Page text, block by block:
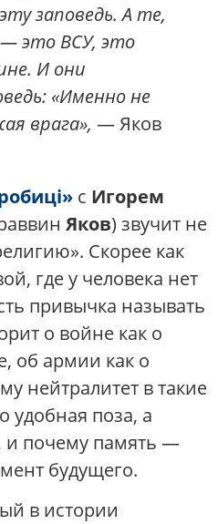
заповедь. А те,
это ВСУ, это
И они
«Именно не
врага», — Яков
с Игорем
Яков) звучит не
Скорее как
где у человека нет
привычка называть
о войне как о
об армии как о
нейтралитет в такие
удобная поза, а
и почему память —
будущего.
в истории